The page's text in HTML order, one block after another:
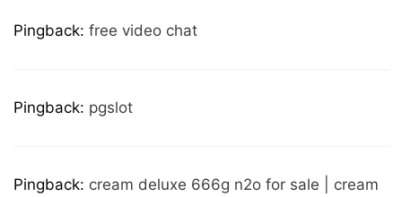
Pingback: free video chat
Pingback: pgslot
Pingback: cream deluxe 666g n2o for sale | cream